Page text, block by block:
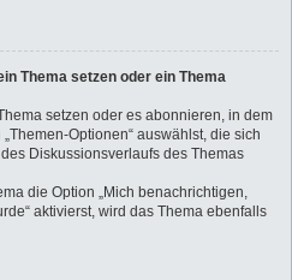
Thema setzen oder ein Thema
setzen oder es abonnieren, in dem
Optionen“ auswählst, die sich
Diskussionsverlaufs des Themas
die Option „Mich benachrichtigen,
aktivierst, wird das Thema ebenfalls